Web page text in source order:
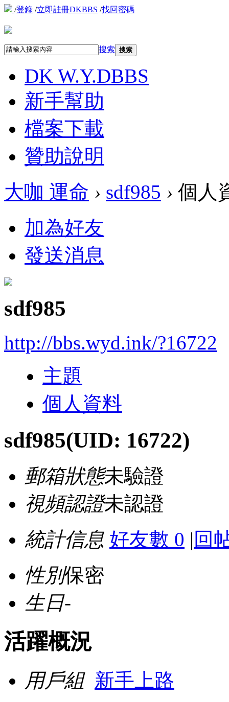
/登錄 /立即註冊DKBBS /找回密碼
搜索 搜索
DK W.Y.DBBS
新手幫助
檔案下載
贊助說明
大咖 運命 › sdf985 › 個人
加為好友
發送消息
sdf985
http://bbs.wyd.ink/?16722
主題
個人資料
sdf985(UID: 16722)
郵箱狀態未驗證
視頻認證未認證
統計信息 好友數 0 | 回
性別保密
生日-
活躍概況
用戶組 新手上路